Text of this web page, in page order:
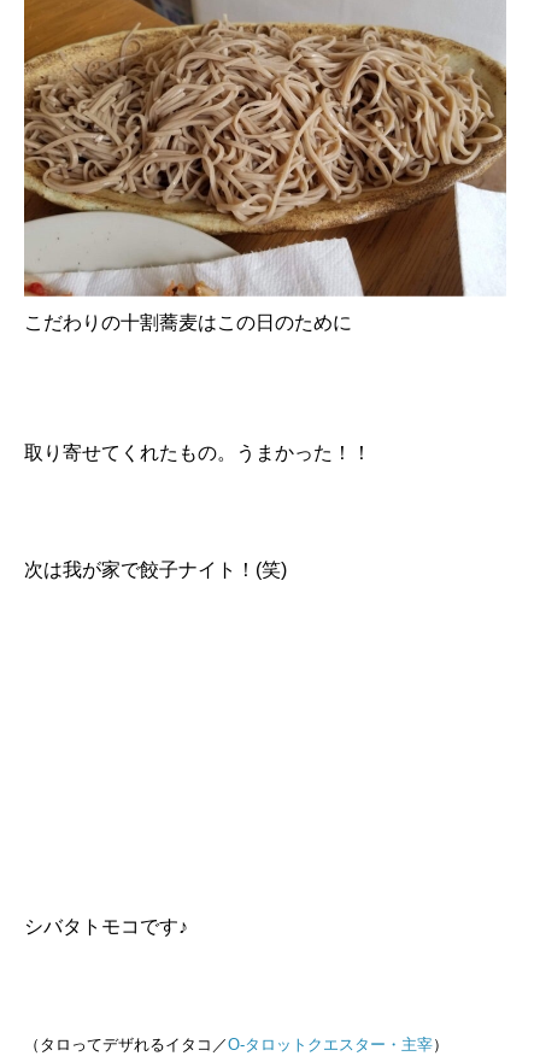
こだわりの十割蕎麦はこの日のために
取り寄せてくれたもの。うまかった！！
次は我が家で餃子ナイト！(笑)
シバタトモコです♪
（タロってデザれるイタコ／O-タロットクエスター・主宰）